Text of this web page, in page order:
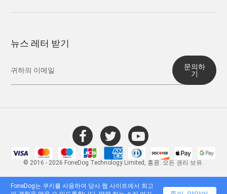
뉴스 레터 받기
문의하
기
© 2016 - 2026 FoneDog Technology Limited, 홍콩. 모든 권리 보유.
FoneDog는 쿠키를 사용하여 당사 웹 사이트에서 최고